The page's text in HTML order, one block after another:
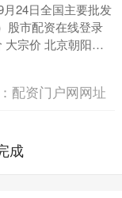
月24日全国主要批发
股市配资在线登录
大宗价 北京朝阳区
5.60 5.9....
配资门户网网址
成